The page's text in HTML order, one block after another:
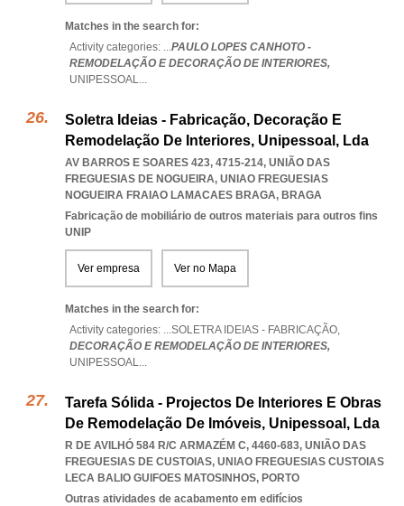
Matches in the search for:
Activity categories: ...PAULO LOPES CANHOTO -
REMODELAÇÃO E DECORAÇÃO DE INTERIORES,
UNIPESSOAL...
Soletra Ideias - Fabricação, Decoração E
Remodelação De Interiores, Unipessoal, Lda
AV BARROS E SOARES 423, 4715-214, UNIÃO DAS
FREGUESIAS DE NOGUEIRA, UNIAO FREGUESIAS
NOGUEIRA FRAIAO LAMACAES BRAGA, BRAGA
Fabricação de mobiliário de outros materiais para outros fins
UNIP
Ver empresa Ver no Mapa
Matches in the search for:
Activity categories: ...SOLETRA IDEIAS - FABRICAÇÃO,
DECORAÇÃO E REMODELAÇÃO DE INTERIORES,
UNIPESSOAL...
Tarefa Sólida - Projectos De Interiores E Obras
De Remodelação De Imóveis, Unipessoal, Lda
R DE AVILHÓ 584 R/C ARMAZÉM C, 4460-683, UNIÃO DAS
FREGUESIAS DE CUSTOIAS, UNIAO FREGUESIAS CUSTOIAS
LECA BALIO GUIFOES MATOSINHOS, PORTO
Outras atividades de acabamento em edifícios